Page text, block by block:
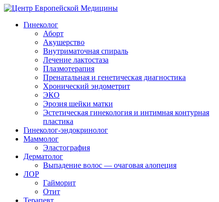
Гинеколог
Аборт
Акушерство
Внутриматочная спираль
Лечение лактостаза
Плазмотерапия
Пренатальная и генетическая диагностика
Хронический эндометрит
ЭКО
Эрозия шейки матки
Эстетическая гинекология и интимная контурная
пластика
Гинеколог-эндокринолог
Маммолог
Эластография
Дерматолог
Выпадение волос — очаговая алопеция
ЛОР
Гайморит
Отит
Терапевт